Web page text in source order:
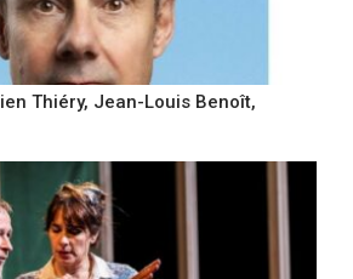
Thiéry, Jean-Louis Benoît,